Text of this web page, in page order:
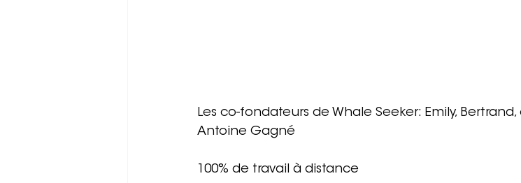
Les co-fondateurs de Whale Seeker: Emily,
Antoine Gagné
100% de travail à distance